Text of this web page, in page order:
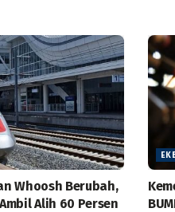
Whoosh Berubah,
Alih 60 Persen